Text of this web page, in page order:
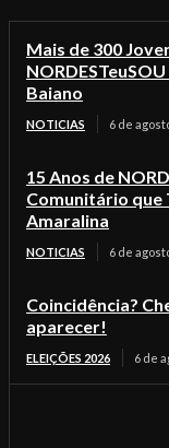
Mais de 300
Baiano
NOTICIAS 6 de
15 Anos de
Comunitário que
Amaralina
NOTICIAS 6 de
Coincidência?
aparecer!
ELEIÇÕES 2026 6 de